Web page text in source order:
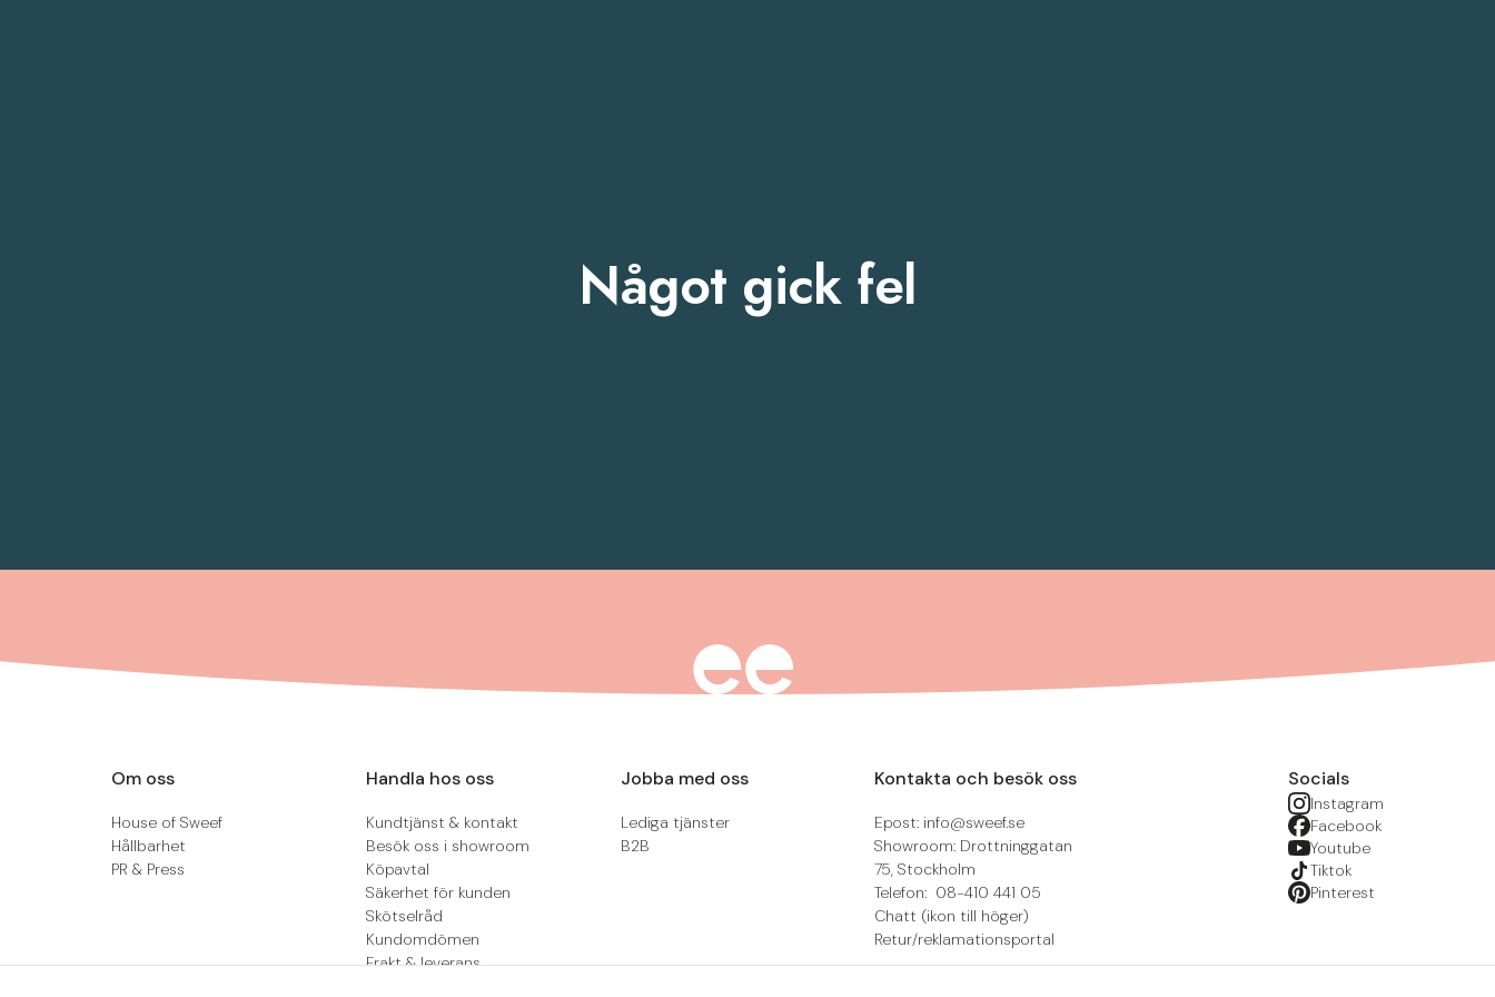
Något gick fel
Om oss
House of Sweef
Hållbarhet
PR & Press
Handla hos oss
Kundtjänst & kontakt
Besök oss i showroom
Köpavtal
Säkerhet för kunden
Skötselråd
Kundomdömen
Frakt & leverans
Jobba med oss
Lediga tjänster
B2B
Kontakta och besök oss
Epost: info@sweef.se
Showroom: Drottninggatan
75, Stockholm
Telefon: 08-410 441 05
Chatt (ikon till höger)
Retur/reklamationsportal
Socials
Instagram
Facebook
Youtube
Tiktok
Pinterest